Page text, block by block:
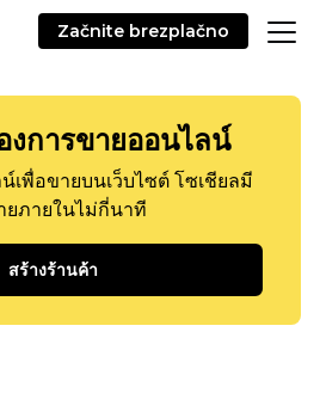
Začnite brezplačno
การขายออนไลน์
เพื่อขายบนเว็บไซต์ โซเชียลมี
ยภายในไม่กี่นาที
สร้างร้านค้า